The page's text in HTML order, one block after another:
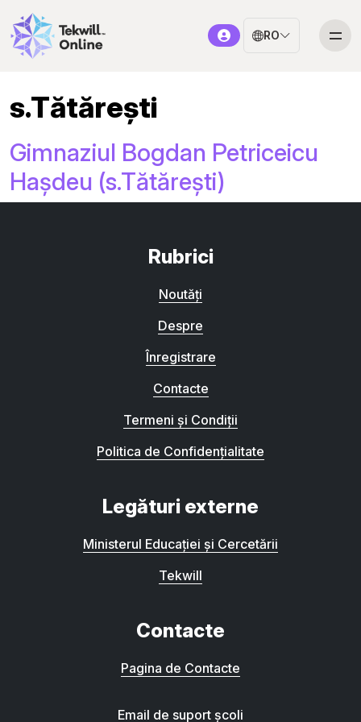
RO
s.Tătărești
Gimnaziul Bogdan Petriceicu
Hașdeu (s.Tătărești)
Rubrici
Noutăți
Despre
Înregistrare
Contacte
Termeni și Condiții
Politica de Confidențialitate
Legături externe
Ministerul Educației și Cercetării
Tekwill
Contacte
Pagina de Contacte
Email de suport școli